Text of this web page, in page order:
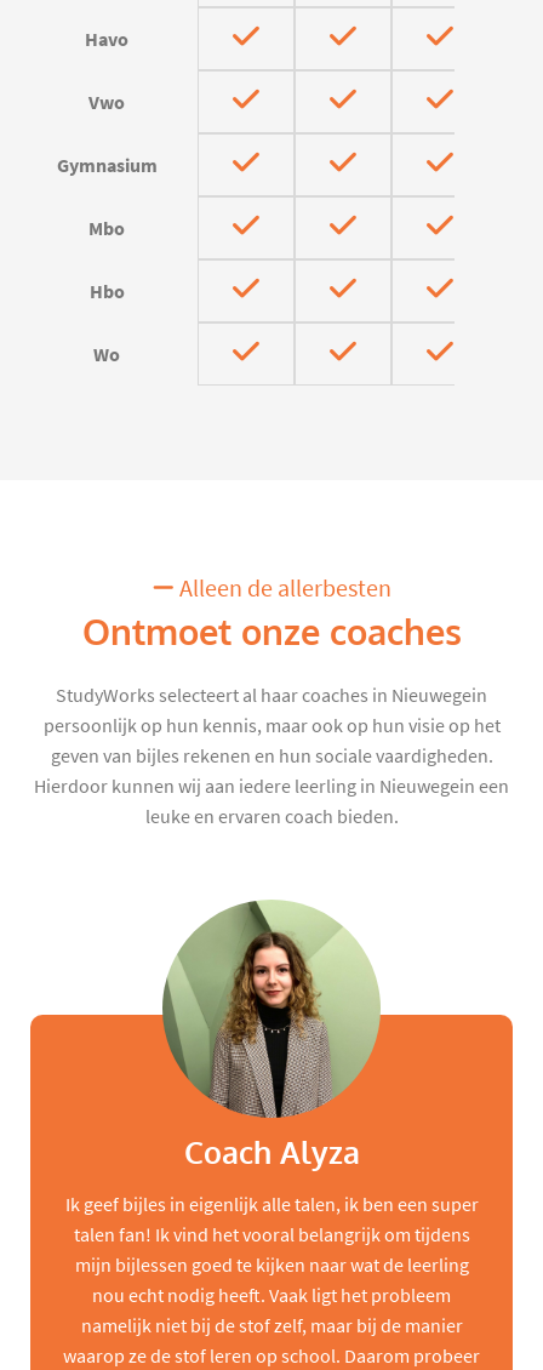
Havo
Vwo
Gymnasium
Mbo
Hbo
Wo
Alleen de allerbesten
Ontmoet onze coaches
StudyWorks selecteert al haar coaches in Nieuwegein
persoonlijk op hun kennis, maar ook op hun visie op het
geven van bijles rekenen en hun sociale vaardigheden.
Hierdoor kunnen wij aan iedere leerling in Nieuwegein een
leuke en ervaren coach bieden.
Coach Alyza
Ik geef bijles in eigenlijk alle talen, ik ben een super
talen fan! Ik vind het vooral belangrijk om tijdens
mijn bijlessen goed te kijken naar wat de leerling
nou echt nodig heeft. Vaak ligt het probleem
namelijk niet bij de stof zelf, maar bij de manier
waarop ze de stof leren op school. Daarom probeer